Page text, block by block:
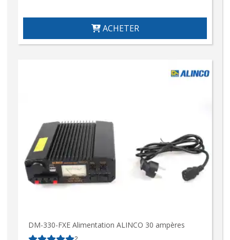
ACHETER
DM-330-FXE Alimentation ALINCO 30 ampères